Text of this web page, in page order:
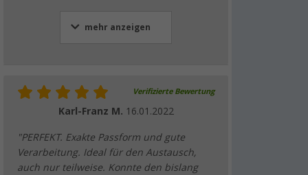
mehr anzeigen
Verifizierte Bewertung
Karl-Franz M. 16.01.2022
"PERFEKT. Exakte Passform und gute
Verarbeitung. Ideal für den Austausch,
auch nur teilweise. Konnte den bislang